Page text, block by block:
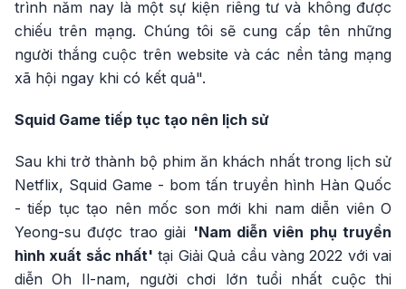
trình năm nay là một sự kiện riêng tư và không được
chiếu trên mạng. Chúng tôi sẽ cung cấp tên những
người thắng cuộc trên website và các nền tảng mạng
xã hội ngay khi có kết quả".
Squid Game tiếp tục tạo nên lịch sử
Sau khi trở thành bộ phim ăn khách nhất trong lịch sử
Netflix, Squid Game - bom tấn truyền hình Hàn Quốc
- tiếp tục tạo nên mốc son mới khi nam diễn viên O
Yeong-su được trao giải 'Nam diễn viên phụ truyền
hình xuất sắc nhất' tại Giải Quả cầu vàng 2022 với vai
diễn Oh Il-nam, người chơi lớn tuổi nhất cuộc thi